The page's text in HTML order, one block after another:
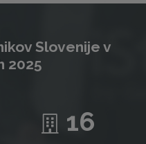
Slovenije v
2025
16